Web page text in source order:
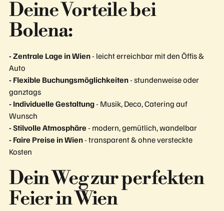
Deine Vorteile bei
Bolena:
- Zentrale Lage in Wien- leicht erreichbar mit den Öffis &
Auto
- Flexible Buchungsmöglichkeiten- stundenweise oder
ganztags
- Individuelle Gestaltung- Musik, Deco, Catering auf
Wunsch
- Stilvolle Atmosphäre- modern, gemütlich, wandelbar
- Faire Preise in Wien- transparent & ohne versteckte
Kosten
Dein Weg zur perfekten
Feier in Wien